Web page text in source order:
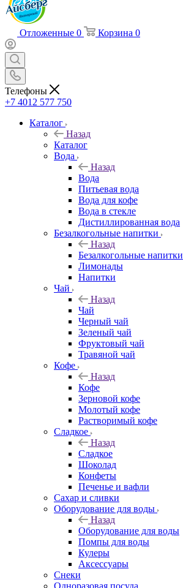
Отложенные 0 Корзина 0
Телефоны
+7 4012 577 750
Каталог
Назад
Каталог
Вода
Назад
Вода
Питьевая вода
Вода для кофе
Вода в стекле
Дистиллированная вода
Безалкогольные напитки
Назад
Безалкогольные напитки
Лимонады
Напитки
Чай
Назад
Чай
Черный чай
Зеленый чай
Фруктовый чай
Травяной чай
Кофе
Назад
Кофе
Зерновой кофе
Молотый кофе
Растворимый кофе
Сладкое
Назад
Сладкое
Шоколад
Конфеты
Печенье и вафли
Сахар и сливки
Оборудование для воды
Назад
Оборудование для воды
Помпы для воды
Кулеры
Аксессуары
Снеки
Одноразовая посуда